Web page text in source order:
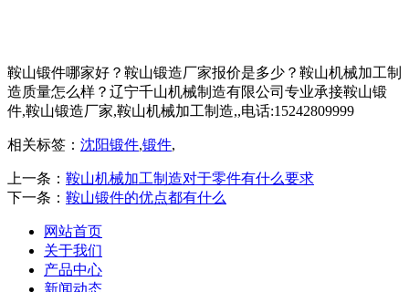
鞍山锻件哪家好？鞍山锻造厂家报价是多少？鞍山机械加工制
造质量怎么样？辽宁千山机械制造有限公司专业承接鞍山锻
件,鞍山锻造厂家,鞍山机械加工制造,,电话:15242809999
相关标签： 沈阳锻件,锻件,
上一条： 鞍山机械加工制造对于零件有什么要求
下一条： 鞍山锻件的优点都有什么
网站首页
关于我们
产品中心